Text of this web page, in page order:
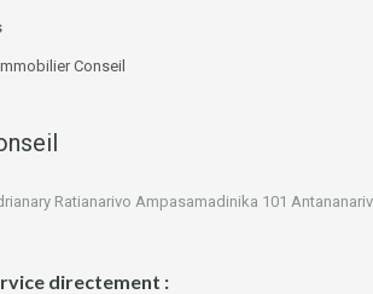
Conseil
Ratianarivo Ampasamadinika 101
directement :